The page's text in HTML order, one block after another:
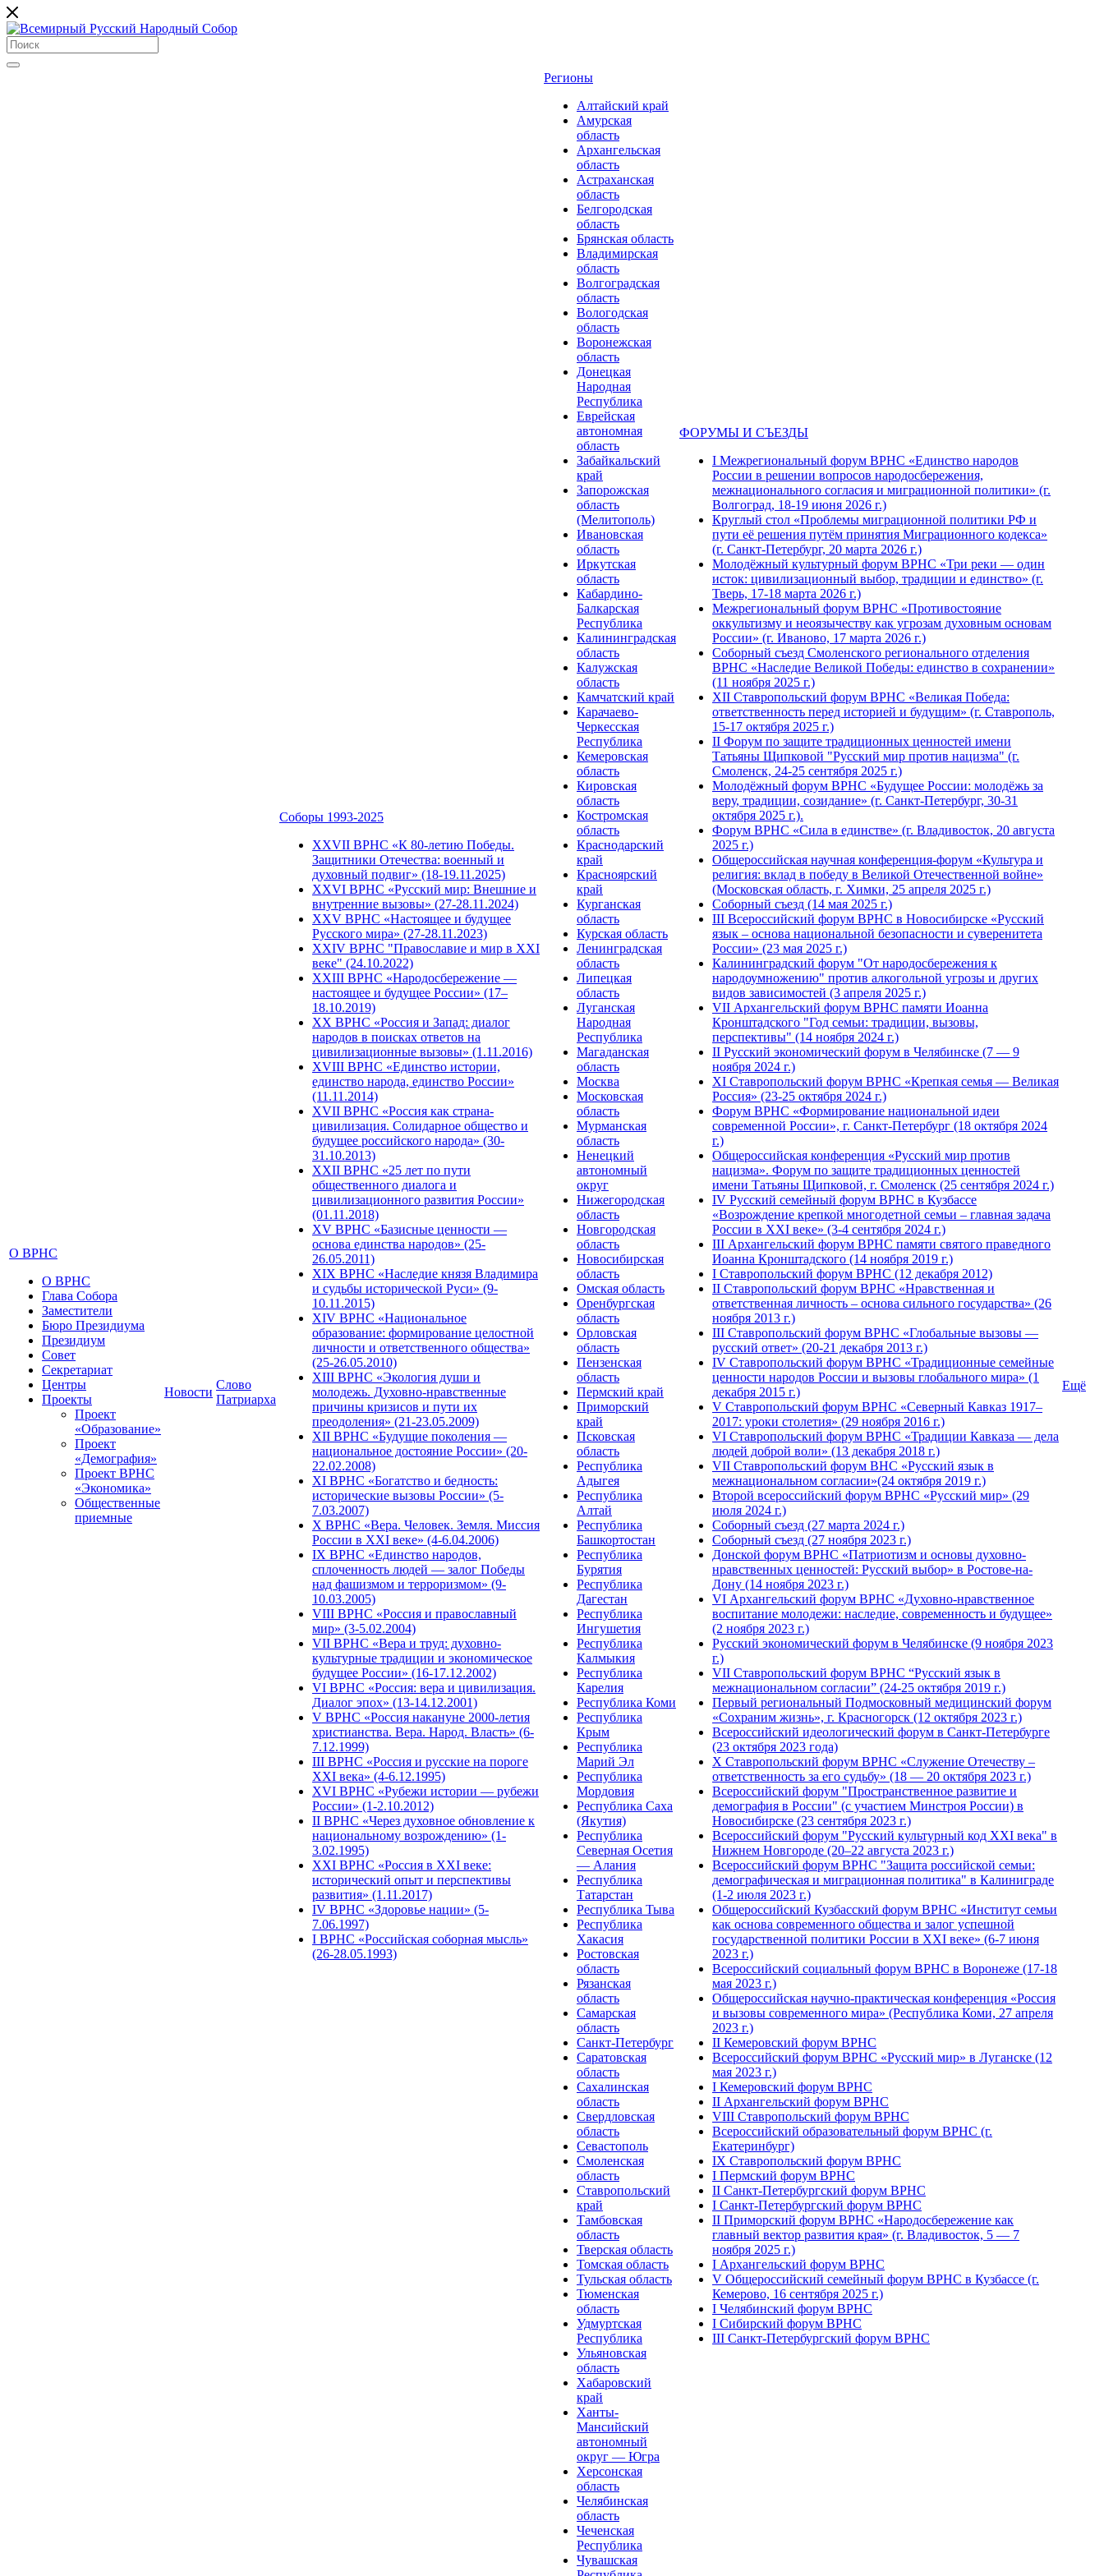
О ВРНС
О ВРНС
Глава Собора
Заместители
Бюро Президиума
Президиум
Совет
Секретариат
Центры
Проекты
Проект
«Образование»
Проект
«Демография»
Проект ВРНС
«Экономика»
Общественные
приемные
Новости
Слово
Патриарха
Соборы 1993-2025
ХХVII ВРНС «К 80-летию Победы.
Защитники Отечества: военный и
духовный подвиг» (18-19.11.2025)
XXVI ВРНС «Русский мир: Внешние и
внутренние вызовы» (27-28.11.2024)
XXV ВРНС «Настоящее и будущее
Русского мира» (27-28.11.2023)
XXIV ВРНС "Православие и мир в XXI
веке" (24.10.2022)
XXIII ВРНС «Народосбережение —
настоящее и будущее России» (17–
18.10.2019)
XX ВРНС «Россия и Запад: диалог
народов в поисках ответов на
цивилизационные вызовы» (1.11.2016)
XVIII ВРНС «Единство истории,
единство народа, единство России»
(11.11.2014)
XVII ВРНС «Россия как страна-
цивилизация. Солидарное общество и
будущее российского народа» (30-
31.10.2013)
XXII ВРНС «25 лет по пути
общественного диалога и
цивилизационного развития России»
(01.11.2018)
XV ВРНС «Базисные ценности —
основа единства народов» (25-
26.05.2011)
XIX ВРНС «Наследие князя Владимира
и судьбы исторической Руси» (9-
10.11.2015)
XIV ВРНС «Национальное
образование: формирование целостной
личности и ответственного общества»
(25-26.05.2010)
XIII ВРНС «Экология души и
молодежь. Духовно-нравственные
причины кризисов и пути их
преодоления» (21-23.05.2009)
XII ВРНС «Будущие поколения —
национальное достояние России» (20-
22.02.2008)
XI ВРНС «Богатство и бедность:
исторические вызовы России» (5-
7.03.2007)
X ВРНС «Вера. Человек. Земля. Миссия
России в XXI веке» (4-6.04.2006)
IX ВРНС «Единство народов,
сплоченность людей — залог Победы
над фашизмом и терроризмом» (9-
10.03.2005)
VIII ВРНС «Россия и православный
мир» (3-5.02.2004)
VII ВРНС «Вера и труд: духовно-
культурные традиции и экономическое
будущее России» (16-17.12.2002)
VI ВРНС «Россия: вера и цивилизация.
Диалог эпох» (13-14.12.2001)
V ВРНС «Россия накануне 2000-летия
христианства. Вера. Народ. Власть» (6-
7.12.1999)
III ВРНС «Россия и русские на пороге
XXI века» (4-6.12.1995)
XVI ВРНС «Рубежи истории — рубежи
России» (1-2.10.2012)
II ВРНС «Через духовное обновление к
национальному возрождению» (1-
3.02.1995)
XХI ВРНС «Россия в XXI веке:
исторический опыт и перспективы
развития» (1.11.2017)
IV ВРНС «Здоровье нации» (5-
7.06.1997)
I ВРНС «Российская соборная мысль»
(26-28.05.1993)
Регионы
Алтайский край
Амурская
область
Архангельская
область
Астраханская
область
Белгородская
область
Брянская область
Владимирская
область
Волгоградская
область
Вологодская
область
Воронежская
область
Донецкая
Народная
Республика
Еврейская
автономная
область
Забайкальский
край
Запорожская
область
(Мелитополь)
Ивановская
область
Иркутская
область
Кабардино-
Балкарская
Республика
Калининградская
область
Калужская
область
Камчатский край
Карачаево-
Черкесская
Республика
Кемеровская
область
Кировская
область
Костромская
область
Краснодарский
край
Красноярский
край
Курганская
область
Курская область
Ленинградская
область
Липецкая
область
Луганская
Народная
Республика
Магаданская
область
Москва
Московская
область
Мурманская
область
Ненецкий
автономный
округ
Нижегородская
область
Новгородская
область
Новосибирская
область
Омская область
Оренбургская
область
Орловская
область
Пензенская
область
Пермский край
Приморский
край
Псковская
область
Республика
Адыгея
Республика
Алтай
Республика
Башкортостан
Республика
Бурятия
Республика
Дагестан
Республика
Ингушетия
Республика
Калмыкия
Республика
Карелия
Республика Коми
Республика
Крым
Республика
Марий Эл
Республика
Мордовия
Республика Саха
(Якутия)
Республика
Северная Осетия
— Алания
Республика
Татарстан
Республика Тыва
Республика
Хакасия
Ростовская
область
Рязанская
область
Самарская
область
Санкт-Петербург
Саратовская
область
Сахалинская
область
Свердловская
область
Севастополь
Смоленская
область
Ставропольский
край
Тамбовская
область
Тверская область
Томская область
Тульская область
Тюменская
область
Удмуртская
Республика
Ульяновская
область
Хабаровский
край
Ханты-
Мансийский
автономный
округ — Югра
Херсонская
область
Челябинская
область
Чеченская
Республика
Чувашская
ФОРУМЫ И СЪЕЗДЫ
I Межрегиональный форум ВРНС «Единство народов
России в решении вопросов народосбережения,
межнационального согласия и миграционной политики» (г.
Волгоград, 18-19 июня 2026 г.)
Круглый стол «Проблемы миграционной политики РФ и
пути её решения путём принятия Миграционного кодекса»
(г. Санкт-Петербург, 20 марта 2026 г.)
Молодёжный культурный форум ВРНС «Три реки — один
исток: цивилизационный выбор, традиции и единство» (г.
Тверь, 17-18 марта 2026 г.)
Межрегиональный форум ВРНС «Противостояние
оккультизму и неоязычеству как угрозам духовным основам
России» (г. Иваново, 17 марта 2026 г.)
Соборный съезд Смоленского регионального отделения
ВРНС «Наследие Великой Победы: единство в сохранении»
(11 ноября 2025 г.)
XII Ставропольский форум ВРНС «Великая Победа:
ответственность перед историей и будущим» (г. Ставрополь,
15-17 октября 2025 г.)
II Форум по защите традиционных ценностей имени
Татьяны Щипковой "Русский мир против нацизма" (г.
Смоленск, 24-25 сентября 2025 г.)
Молодёжный форум ВРНС «Будущее России: молодёжь за
веру, традиции, созидание» (г. Санкт-Петербург, 30-31
октября 2025 г.).
Форум ВРНС «Сила в единстве» (г. Владивосток, 20 августа
2025 г.)
Общероссийская научная конференция-форум «Культура и
религия: вклад в победу в Великой Отечественной войне»
(Московская область, г. Химки, 25 апреля 2025 г.)
Соборный съезд (14 мая 2025 г.)
III Всероссийский форум ВРНС в Новосибирске «Русский
язык – основа национальной безопасности и суверенитета
России» (23 мая 2025 г.)
Калининградский форум "От народосбережения к
народоумножению" против алкогольной угрозы и других
видов зависимостей (3 апреля 2025 г.)
VII Архангельский форум ВРНС памяти Иоанна
Кронштадского "Год семьи: традиции, вызовы,
перспективы" (14 ноября 2024 г.)
II Русский экономический форум в Челябинске (7 — 9
ноября 2024 г.)
ХI Ставропольский форум ВРНС «Крепкая семья — Великая
Россия» (23-25 октября 2024 г.)
Форум ВРНС «Формирование национальной идеи
современной России», г. Санкт-Петербург (18 октября 2024
г.)
Общероссийская конференция «Русский мир против
нацизма». Форум по защите традиционных ценностей
имени Татьяны Щипковой, г. Смоленск (25 сентября 2024 г.)
IV Русский семейный форум ВРНС в Кузбассе
«Возрождение крепкой многодетной семьи – главная задача
России в XXI веке» (3-4 сентября 2024 г.)
III Архангельский форум ВРНС памяти святого праведного
Иоанна Кронштадского (14 ноября 2019 г.)
I Ставропольский форум ВРНС (12 декабря 2012)
II Ставропольский форум ВРНС «Нравственная и
ответственная личность – основа сильного государства» (26
ноября 2013 г.)
III Ставропольский форум ВРНС «Глобальные вызовы —
русский ответ» (20-21 декабря 2013 г.)
IV Ставропольский форум ВРНС «Традиционные семейные
ценности народов России и вызовы глобального мира» (1
декабря 2015 г.)
V Ставропольский форум ВРНС «Северный Кавказ 1917–
2017: уроки столетия» (29 ноября 2016 г.)
VI Ставропольский форум ВРНС «Традиции Кавказа — дела
людей доброй воли» (13 декабря 2018 г.)
VII Ставропольский форум ВHС «Русский язык в
межнациональном согласии»(24 октября 2019 г.)
Второй всероссийский форум ВРНС «Русский мир» (29
июля 2024 г.)
Соборный съезд (27 марта 2024 г.)
Соборный съезд (27 ноября 2023 г.)
Донской форум ВРНС «Патриотизм и основы духовно-
нравственных ценностей: Русский выбор» в Ростове-на-
Дону (14 ноября 2023 г.)
VI Архангельский форум ВРНС «Духовно-нравственное
воспитание молодежи: наследие, современность и будущее»
(2 ноября 2023 г.)
Русский экономический форум в Челябинске (9 ноября 2023
г.)
VII Ставропольский форум ВРНС “Русский язык в
межнациональном согласии” (24-25 октября 2019 г.)
Первый региональный Подмосковный медицинский форум
«Сохраним жизнь», г. Красногорск (12 октября 2023 г.)
Всероссийский идеологический форум в Санкт-Петербурге
(23 октября 2023 года)
X Ставропольский форум ВРНС «Служение Отечеству –
ответственность за его судьбу» (18 — 20 октября 2023 г.)
Всероссийский форум "Пространственное развитие и
демография в России" (с участием Минстроя России) в
Новосибирске (23 сентября 2023 г.)
Всероссийский форум "Русский культурный код XXI века" в
Нижнем Новгороде (20–22 августа 2023 г.)
Всероссийский форум ВРНС "Защита российской семьи:
демографическая и миграционная политика" в Калиниграде
(1-2 июля 2023 г.)
Общероссийский Кузбасский форум ВРНС «Институт семьи
как основа современного общества и залог успешной
государственной политики России в ХХI веке» (6-7 июня
2023 г.)
Всероссийский социальный форум ВРНС в Воронеже (17-18
мая 2023 г.)
Общероссийская научно-практическая конференция «Россия
и вызовы современного мира» (Республика Коми, 27 апреля
2023 г.)
II Кемеровский форум ВРНС
Всероссийский форум ВРНС «Русский мир» в Луганске (12
мая 2023 г.)
I Кемеровский форум ВРНС
II Архангельский форум ВРНС
VIII Ставропольский форум ВРНС
Всероссийский образовательный форум ВРНС (г.
Екатеринбург)
IX Ставропольский форум ВРНС
I Пермский форум ВРНС
II Санкт-Петербургский форум ВРНС
I Санкт-Петербургский форум ВРНС
II Приморский форум ВРНС «Народосбережение как
главный вектор развития края» (г. Владивосток, 5 — 7
ноября 2025 г.)
I Архангельский форум ВРНС
V Общероссийский семейный форум ВРНС в Кузбассе (г.
Кемерово, 16 сентября 2025 г.)
I Челябинский форум ВРНС
I Сибирский форум ВРНС
III Санкт-Петербургский форум ВРНС
Ещё